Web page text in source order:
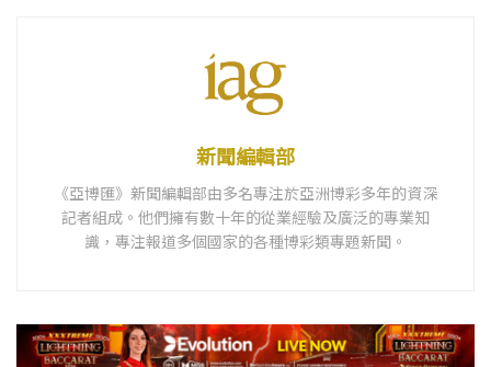
新聞編輯部
《亞博匯》新聞編輯部由多名專注於亞洲博彩多年的資深
記者組成。他們擁有數十年的從業經驗及廣泛的專業知
識，專注報道多個國家的各種博彩類專題新聞。